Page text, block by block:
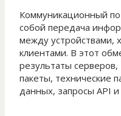
Коммуникационный
собой передача
между устройствами,
клиентами. В этот
результаты
пакеты, технические
данных, запросы API